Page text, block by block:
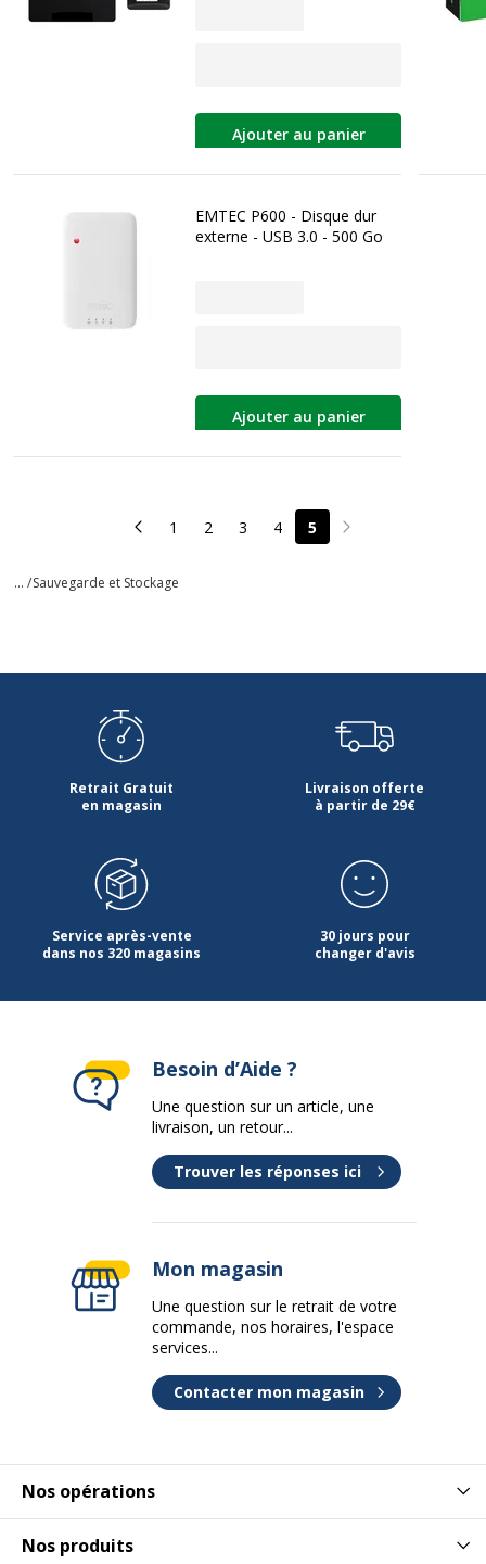
Ajouter au panier
EMTEC P600 - Disque dur
externe - USB 3.0 - 500 Go
Ajouter au panier
Page précédente
1 2 3 4 5 Page suivante
... /Sauvegarde et Stockage
Retrait Gratuit
en magasin
Livraison offerte
à partir de 29€
Service après-vente
dans nos 320 magasins
30 jours pour
changer d'avis
Nos opérations
Nos produits
Besoin d’Aide ?
Une question sur un article, une
livraison, un retour...
Trouver les réponses ici
Mon magasin
Une question sur le retrait de votre
commande, nos horaires, l'espace
services...
Contacter mon magasin